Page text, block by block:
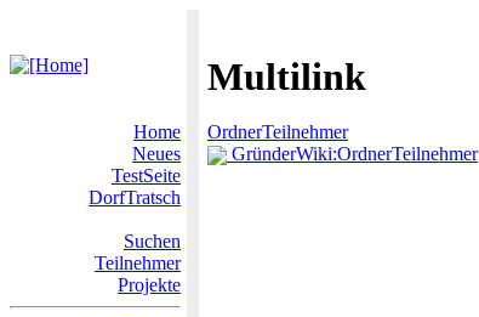
Multilink
Home
Neues
TestSeite
DorfTratsch
Suchen
Teilnehmer
Projekte
OrdnerTeilnehmer
GründerWiki:OrdnerTeilnehmer